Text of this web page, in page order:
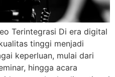
Terintegrasi Di era digital
tinggi menjadi
keperluan, mulai dari
hingga acara